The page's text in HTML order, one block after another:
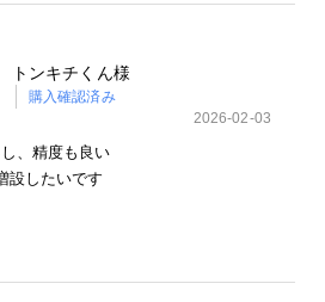
トンキチくん様
購入確認済み
2026-02-03
、精度も良い
設したいです